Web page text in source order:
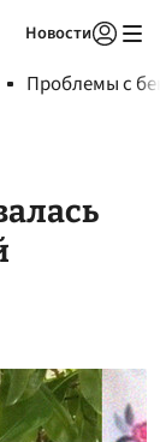
Новости
Проблемы с